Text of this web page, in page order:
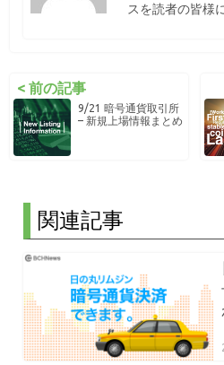
スを読者の皆様
< 前の記事
9/21 暗号通貨取引所
– 新規上場情報まとめ
関連記事